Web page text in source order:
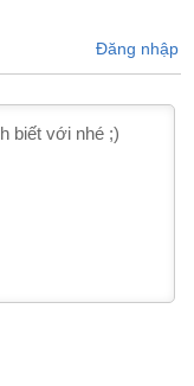
Đăng nhập